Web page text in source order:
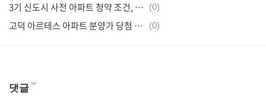
3기 신도시 사전 아파트 청약 조건, 알리미 설정 (0)
고덕 아르테스 아파트 분양가 당첨 조건 (0)
댓글